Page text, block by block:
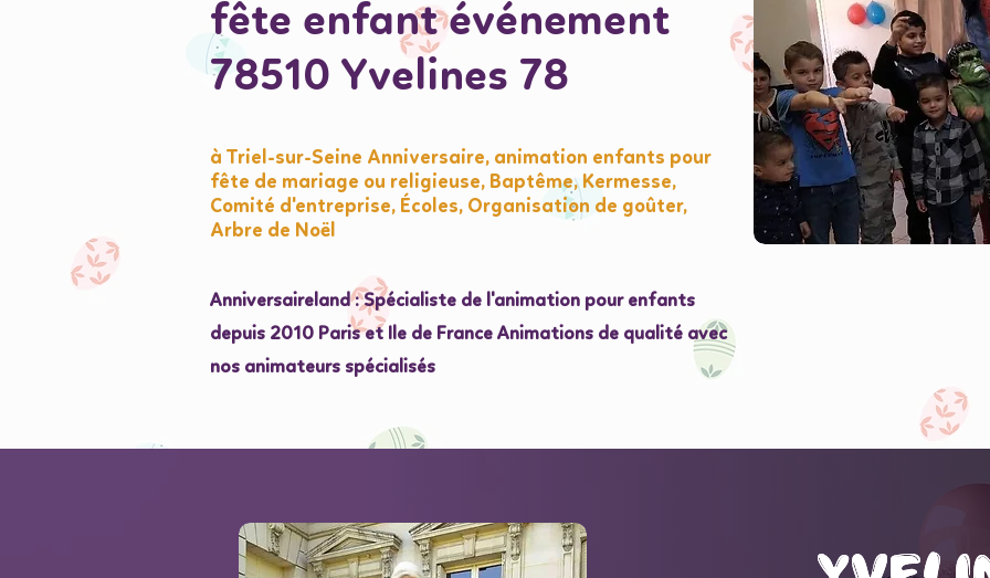
fête enfant événement
78510 Yvelines 78
à Triel-sur-Seine Anniversaire, animation enfants pour
fête de mariage ou religieuse, Baptême, Kermesse,
Comité d'entreprise, Écoles, Organisation de goûter,
Arbre de Noël
Anniversaireland : Spécialiste de l'animation pour enfants
depuis 2010 Paris et Ile de France Animations de qualité avec
nos animateurs spécialisés